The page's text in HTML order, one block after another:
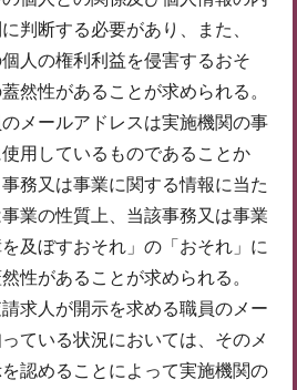
判断する必要があり、また、
個人の権利利益を侵害するおそ
然性があることが求められる。
メールアドレスは実施機関の事
用しているものであることか
務又は事業に関する情報に当た
業の性質上、当該事務又は事業
及ぼすおそれ」の「おそれ」に
性があることが求められる。
求人が開示を求める職員のメー
ている状況においては、そのメ
認めることによって実施機関の